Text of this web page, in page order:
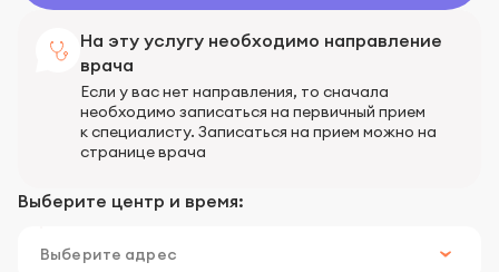
На эту услугу необходимо направление
врача
Если у вас нет направления, то сначала
необходимо записаться на первичный прием
к специалисту. Записаться на прием можно на
странице врача
Выберите центр и время: